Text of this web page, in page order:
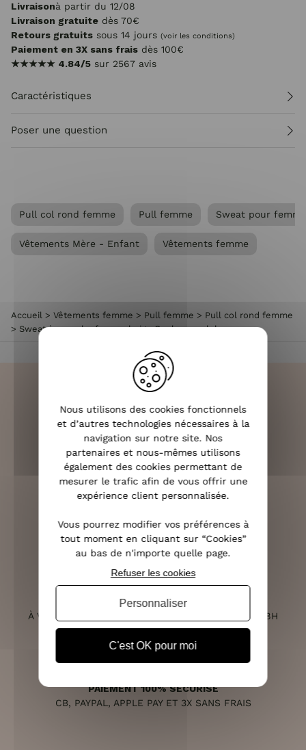
Livraisonà partir du 12/08
Livraison gratuite dès 70€
Retours gratuits sous 14 jours (voir les conditions)
Paiement en 3X sans frais dès 100€
★★★★★ 4.84/5 sur 2567 avis
Caractéristiques
Poser une question
Pull col rond femme Pull femme Sweat pour femme
Vêtements Mère - Enfant Vêtements femme
Accueil > Vêtements femme > Pull femme > Pull col rond femme
> Sweat à capuche femme beige Cool mum club
LIVRAISON RAPIDE
OFFERTE DÈS 70€
(VOIR LES CONDITIONS)
SERVICE CLIENT
À VOTRE ÉCOUTE DU LUNDI AU SAMEDI DE 10H À 18H
PAIEMENT 100% SÉCURISÉ
CB, PAYPAL, APPLE PAY ET 3X SANS FRAIS
Nous utilisons des cookies fonctionnels
et d’autres technologies nécessaires à la
navigation sur notre site. Nos
partenaires et nous-mêmes utilisons
également des cookies permettant de
mesurer le trafic afin de vous offrir une
expérience client personnalisée.
Vous pourrez modifier vos préférences à
tout moment en cliquant sur “Cookies”
au bas de n'importe quelle page.
C'est OK pour moi
Refuser les cookies
Personnaliser